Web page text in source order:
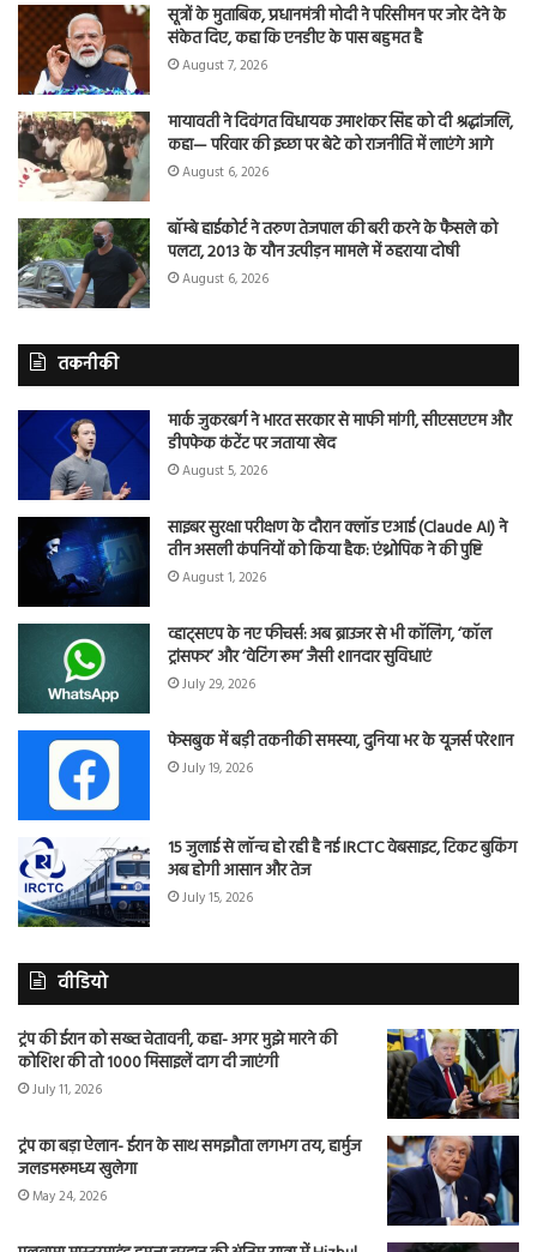
सूत्रों के मुताबिक, प्रधानमंत्री मोदी ने परिसीमन पर जोर देने के
संकेत दिए, कहा कि एनडीए के पास बहुमत है
August 7, 2026
मायावती ने दिवंगत विधायक उमाशंकर सिंह को दी श्रद्धांजलि,
कहा— परिवार की इच्छा पर बेटे को राजनीति में लाएंगे आगे
August 6, 2026
बॉम्बे हाईकोर्ट ने तरुण तेजपाल की बरी करने के फैसले को
पलटा, 2013 के यौन उत्पीड़न मामले में ठहराया दोषी
August 6, 2026
तकनीकी
मार्क जुकरबर्ग ने भारत सरकार से माफी मांगी, सीएसएएम और
डीपफेक कंटेंट पर जताया खेद
August 5, 2026
साइबर सुरक्षा परीक्षण के दौरान क्लॉड एआई (Claude AI) ने
तीन असली कंपनियों को किया हैक: एंथ्रोपिक ने की पुष्टि
August 1, 2026
व्हाट्सएप के नए फीचर्स: अब ब्राउजर से भी कॉलिंग, ‘कॉल
ट्रांसफर’ और ‘वेटिंग रूम’ जैसी शानदार सुविधाएं
July 29, 2026
फेसबुक में बड़ी तकनीकी समस्या, दुनिया भर के यूजर्स परेशान
July 19, 2026
15 जुलाई से लॉन्च हो रही है नई IRCTC वेबसाइट, टिकट बुकिंग
अब होगी आसान और तेज
July 15, 2026
वीडियो
ट्रंप की ईरान को सख्त चेतावनी, कहा- अगर मुझे मारने की
कोशिश की तो 1000 मिसाइलें दाग दी जाएंगी
July 11, 2026
ट्रंप का बड़ा ऐलान- ईरान के साथ समझौता लगभग तय, हार्मुज
जलडमरूमध्य खुलेगा
May 24, 2026